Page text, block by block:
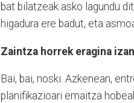
bat bilatzeak asko lagundu
higadura ere badut, eta
Zaintza horrek eragina
Bai, bai, noski. Azkenean,
planifikazioari emaitza